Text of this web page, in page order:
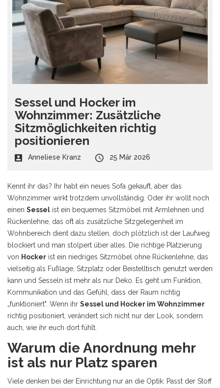
Sessel und Hocker im
Wohnzimmer: Zusätzliche
Sitzmöglichkeiten richtig
positionieren
Anneliese Kranz 25 Mär 2026
Kennt ihr das? Ihr habt ein neues Sofa gekauft, aber das
Wohnzimmer wirkt trotzdem unvollständig. Oder ihr wollt noch
einen Sessel ist ein bequemes Sitzmöbel mit Armlehnen und
Rückenlehne, das oft als zusätzliche Sitzgelegenheit im
Wohnbereich dient dazu stellen, doch plötzlich ist der Laufweg
blockiert und man stolpert über alles. Die richtige Platzierung
von Hocker ist ein niedriges Sitzmöbel ohne Rückenlehne, das
vielseitig als Fußlage, Sitzplatz oder Beistelltisch genutzt werden
kann und Sesseln ist mehr als nur Deko. Es geht um Funktion,
Kommunikation und das Gefühl, dass der Raum richtig
„funktioniert". Wenn ihr Sessel und Hocker im Wohnzimmer
richtig positioniert, verändert sich nicht nur der Look, sondern
auch, wie ihr euch dort fühlt.
Warum die Anordnung mehr
ist als nur Platz sparen
Viele denken bei der Einrichtung nur an die Optik: Passt der Stoff